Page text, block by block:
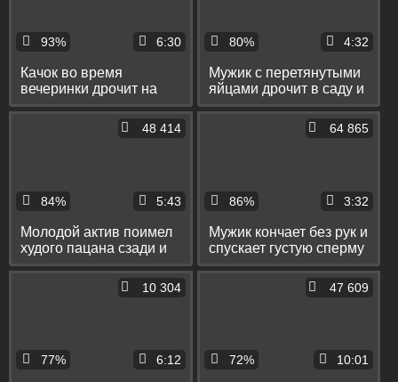
93% 6:30
Качок во время
вечеринки дрочит на
кухне писюн и спускает
сперму в бокал
80% 4:32
Мужик с перетянутыми
яйцами дрочит в саду и
спускает сперму себе
84%
48 414
5:43
Молодой актив поимел
худого пацана сзади и
спустил сперму на свои
86%
64 865
3:32
Мужик кончает без рук и
спускает густую сперму
на полотенце
77%
10 304
6:12 72%
47 609
10:01